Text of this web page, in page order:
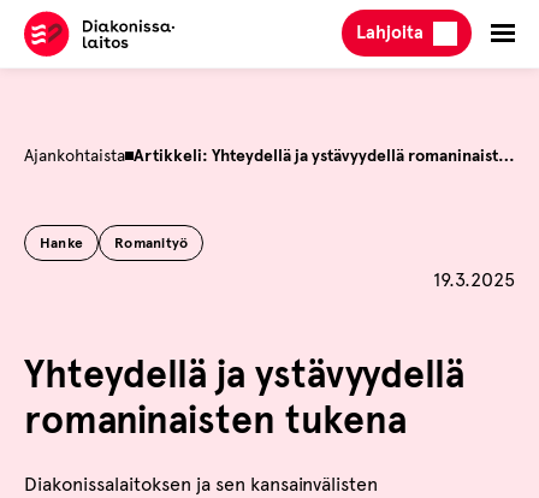
Hyppää
sisältöön
Lahjoita
Ajankohtaista Artikkeli: Yhteydellä ja ystävyydellä romaninaisten tukena
Hanke Romanityö
Julkaistu
19.3.2025
Yhteydellä ja ystävyydellä
romaninaisten tukena
Diakonissalaitoksen ja sen kansainvälisten